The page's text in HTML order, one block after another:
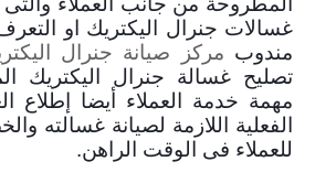
غسالات جنرال اليكتريك او
مندوب مركز صيانة جنرال
تصليح غسالة جنرال اليكتريك
مهمة خدمة العملاء أيضا إطلاع
الفعلية اللازمة لصيانة غسالته
للعملاء فى الوقت الراهن.